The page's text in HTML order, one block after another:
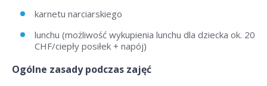
karnetu narciarskiego
lunchu (możliwość wykupienia lunchu dla dziecka ok. 20
CHF/ciepły posiłek + napój)
Ogólne zasady podczas zajęć